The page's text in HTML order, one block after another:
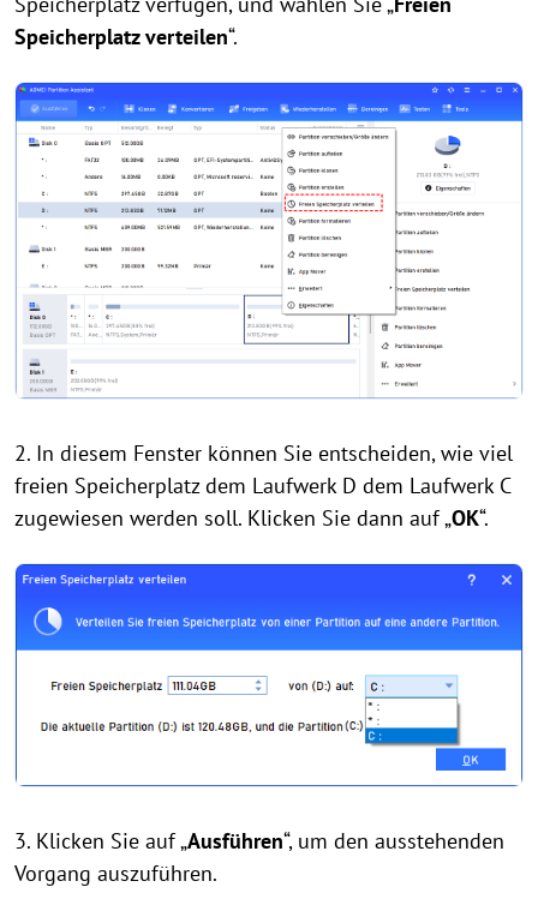
Speicherplatz verteilen“.
2. In diesem Fenster können Sie entscheiden, wie viel
freien Speicherplatz dem Laufwerk D dem Laufwerk C
zugewiesen werden soll. Klicken Sie dann auf „OK“.
3. Klicken Sie auf „Ausführen“, um den ausstehenden
Vorgang auszuführen.